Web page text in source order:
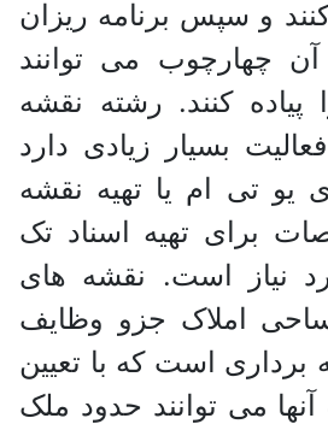
و سپس برنامه ریزان
چهارچوب می توانند
کنند. رشته نقشه
بسیار زیادی دارد
یو تی ام یا تهیه نقشه
برای تهیه اسناد تک
نیاز است. نقشه های
املاک جزو وظایف
برداری است که با تعیین
می توانند حدود ملک